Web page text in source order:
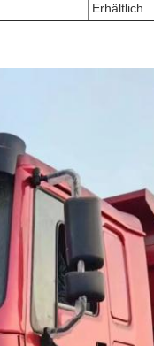
Erhältlich